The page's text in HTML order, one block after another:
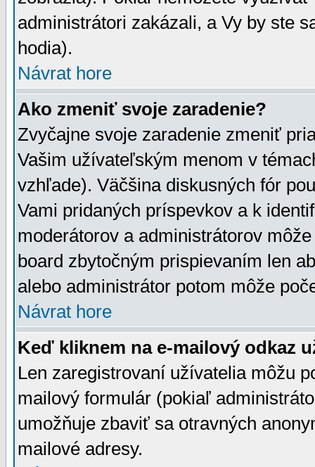
administrátori zakázali, a Vy by ste
hodia).
Návrat hore
Ako zmeniť svoje zaradenie?
Zvyčajne svoje zaradenie zmeniť
Vašim užívateľským menom v
vzhľade). Väčšina diskusných fór
Vami pridaných príspevkov a k
moderátorov a administrátorov
board zbytočným prispievaním len
alebo administrátor potom môže
Návrat hore
Keď kliknem na e-mailový odkaz
Len zaregistrovaní užívatelia môžu
mailový formulár (pokiaľ
umožňuje zbaviť sa otravných
mailové adresy.